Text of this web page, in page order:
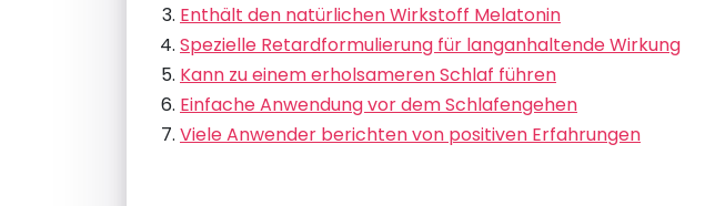
Enthält den natürlichen Wirkstoff Melatonin
Spezielle Retardformulierung für langanhaltende Wirkung
Kann zu einem erholsameren Schlaf führen
Einfache Anwendung vor dem Schlafengehen
Viele Anwender berichten von positiven Erfahrungen